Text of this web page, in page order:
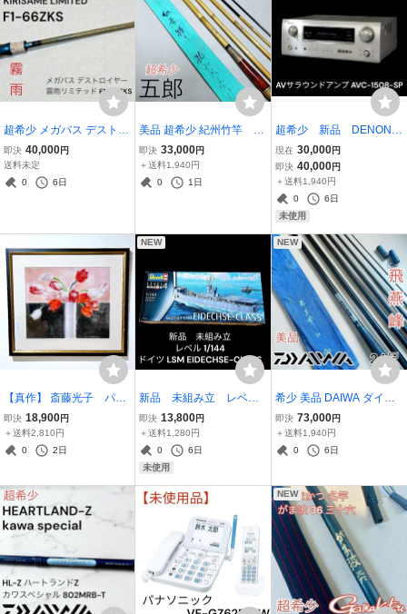
超希少 メガバス デストロ
イヤー 霧雨リミテッド F1
-66ZKS Megabass
即決 40,000円
送料未定
0
6日
美品 超希少 紀州竹竿 名
匠 五郎 中硬 紅葉握
り 16.1 ヘラ竿 和竿
即決 33,000円
＋送料1,940円
0
1日
超希少 新品 DENON A
Vサラウンドアンプ AVC-
1508-SP
現在 30,000円
即決 40,000円
＋送料1,940円
0
6日
未使用
【真作】 斎藤光子 パス
テル画 額装 箱あり
即決 18,900円
＋送料2,810円
0
2日
NEW
新品 未組み立 レベル
1/144 ドイツ LSM EIDEC
HSE-CLASS プラモデル
Revell ドイツレベル
即決 13,800円
＋送料1,280円
0
6日
未使用
NEW
希少 美品 DAIWA ダイワ
飛燕峰 24尺 ヘラブナ へ
ら竿
即決 73,000円
＋送料1,940円
0
6日
NEW